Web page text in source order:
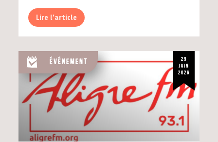
Lire l'article
Événement
29
juin
2026